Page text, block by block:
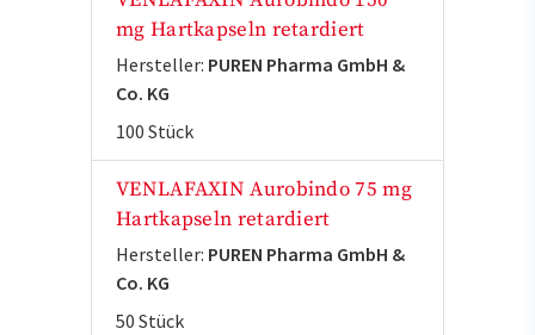
mg Hartkapseln retardiert
Hersteller: PUREN Pharma GmbH &
Co. KG
100 Stück
VENLAFAXIN Aurobindo 75 mg
Hartkapseln retardiert
Hersteller: PUREN Pharma GmbH &
Co. KG
50 Stück